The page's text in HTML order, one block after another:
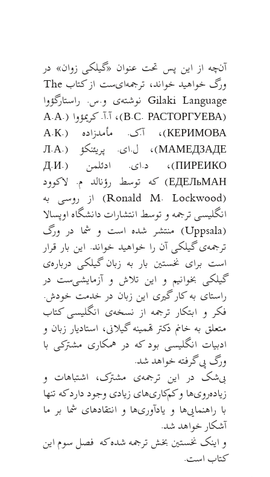
آن‌چه از این پس تحت عنوان «گیلکی زوان» در
ورگ خواهید خواند، ترجمه‌ای‌ست از کتاب The
Gilaki Language نوشته‌ی و.س. راستارگؤوا
(В.С. РАСТОРГУЕВА)، آ.آ. کریمؤوا (А.А.
КЕРИМОВА)، آ.ک. مأمدزاده (А.К.
МАМЕДЗАДЕ)، ل.ای. پریئنکؤ (Л.А.
ПИРЕИКО)، د.ای. ادئلمن (Д.И.
ЕДЕЛьМАН) که توسط رؤنالد م. لاکوود
(Ronald M. Lockwood) از روسی به
انگلیسی ترجمه و توسط انتشارات دانشگاه اوپسالا
(Uppsala) منتشر شده است و شما در ورگ
ترجمه‌ی گیلکی آن را خواهید خواند. این بار قرار
است برای نخستین بار به زبان گیلکی درباره‌ی
گیلکی بخوانیم و این تلاش و آزمایشی‌ست در
راستای به کار گیری این زبان در خدمت خودش.
فکر و ابتکار ترجمه از نسخه‌ی انگلیسی کتاب
متعلق به خانم دکتر تهمینه گیلانی، استادیار زبان و
ادبیات انگلیسی بود که در همکاری مشترکی با
ورگ پی گرفته خواهد شد.
بی‌شک در این ترجمه‌ی مشترک، اشتباهات و
زیاده‌روی‌ها و کم‌کاری‌های زیادی وجود دارد که تنها
با راهنمایی‌ها و یادآوری‌ها و انتقادهای شما بر ما
آشکار خواهد شد.
و اینک نخستین بخش ترجمه شده که فصل سوم این
کتاب است.